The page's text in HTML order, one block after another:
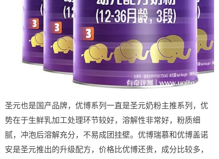
圣元也是国产品牌，优博系列一直是圣元奶粉主推系列，优
势在于生鲜乳加工处理环节较好，溶解性非常好，粉质细
腻，冲泡后溶解充分，不易成团挂壁。优博瑞慕和优博盖诺
安是圣元推出的升级配方，价格比优博还贵，成分比较多，